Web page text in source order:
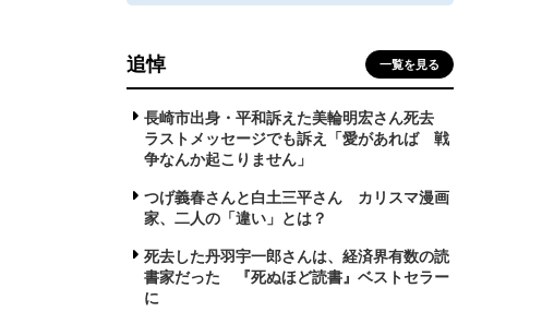
追悼 一覧を見る
長崎市出身・平和訴えた美輪明宏さん死去
ラストメッセージでも訴え「愛があれば 戦
争なんか起こりません」
つげ義春さんと白土三平さん カリスマ漫画
家、二人の「違い」とは？
死去した丹羽宇一郎さんは、経済界有数の読
書家だった 『死ぬほど読書』ベストセラー
に